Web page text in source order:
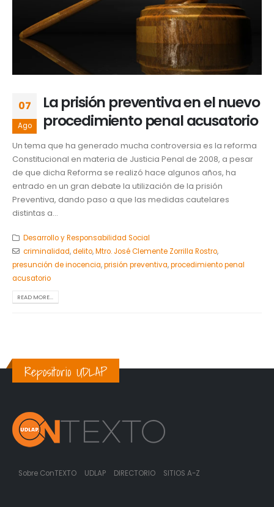
07
Ago
La prisión preventiva en el nuevo
procedimiento penal acusatorio
Un tema que ha generado mucha controversia es la reforma
Constitucional en materia de Justicia Penal de 2008, a pesar
de que dicha Reforma se realizó hace algunos años, ha
entrado en un gran debate la utilización de la prisión
Preventiva, dando paso a que las medidas cautelares
distintas a...
Desarrollo y Responsabilidad Social
criminalidad,delito,Mtro. José Clemente Zorrilla Rostro,
presunción de inocencia,prisión preventiva,procedimiento penal
acusatorio
READ MORE...
Repositorio UDLAP
Sobre ConTEXTO UDLAP DIRECTORIO SITIOS A-Z